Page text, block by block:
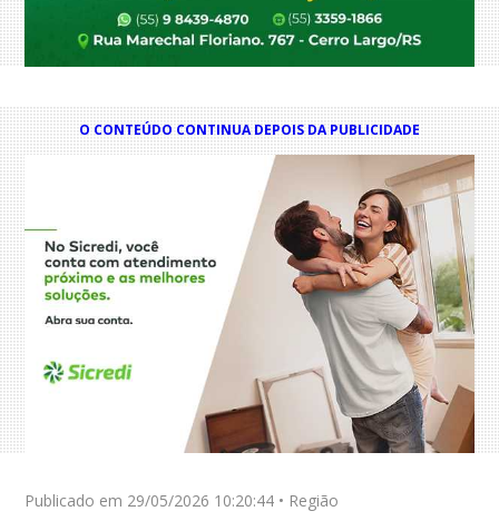
O CONTEÚDO CONTINUA DEPOIS DA PUBLICIDADE
Publicado em 29/05/2026 10:20:44 • Região